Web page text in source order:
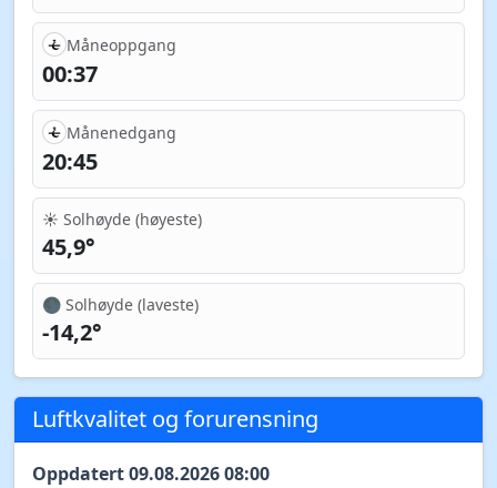
Måneoppgang
00:37
Månenedgang
20:45
☀️ Solhøyde (høyeste)
45,9°
🌑 Solhøyde (laveste)
-14,2°
Luftkvalitet og forurensning
Oppdatert 09.08.2026 08:00